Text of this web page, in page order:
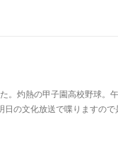
。灼熱の甲子園高校野球。
の文化放送で喋りますので